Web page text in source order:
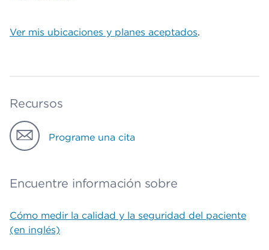
Ver mis ubicaciones y planes aceptados.
Recursos
Programe una cita
Encuentre información sobre
Cómo medir la calidad y la seguridad del paciente
(en inglés)